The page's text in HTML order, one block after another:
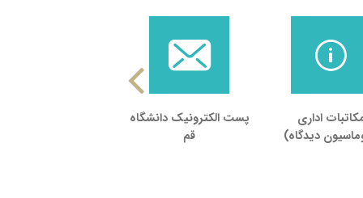
اداری
دیدگاه)
پست الکترونیک دانشگاه
قم